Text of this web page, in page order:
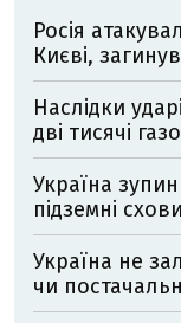
Росія
Києві,
Наслідки
дві тисячі
Україна
підземні
Україна не
чи